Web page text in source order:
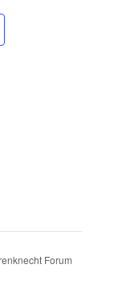
Forum